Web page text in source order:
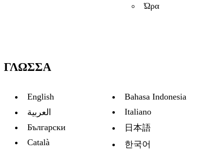
Ώρα
ΓΛΏΣΣΑ
English
العربية
Български
Català
Bahasa Indonesia
Italiano
日本語
한국어